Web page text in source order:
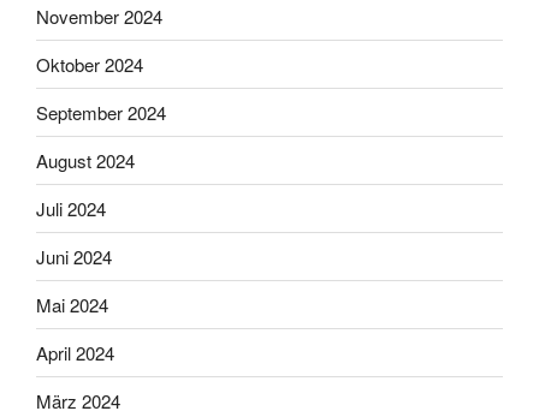
November 2024
Oktober 2024
September 2024
August 2024
Juli 2024
Juni 2024
Mai 2024
April 2024
März 2024